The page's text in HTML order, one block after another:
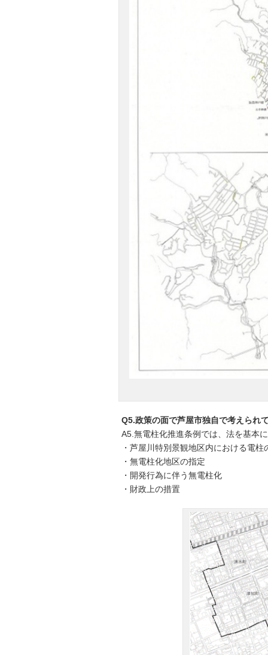
Q5.政策の面で芦屋市独自で考えられ
A5.無電柱化推進条例では、法を基本
・芦屋川特別景観地区内における電柱
・無電柱化地区の指定
・開発行為に伴う無電柱化
・財政上の措置